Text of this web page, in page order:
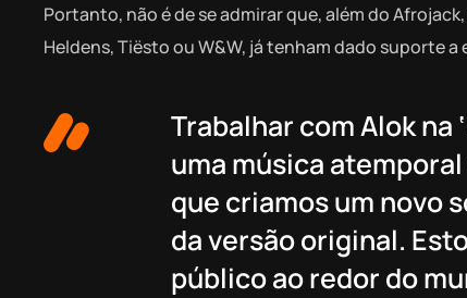
Portanto, não é de se admirar que, além do
Heldens, Tiësto ou W&W, já tenham dado suporte a
Trabalhar com Alok na
uma música
que criamos um novo
da versão original.
público ao redor do